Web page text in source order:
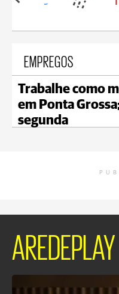
EMPREGOS
Trabalhe como
em Ponta
segunda
AREDEPLAY